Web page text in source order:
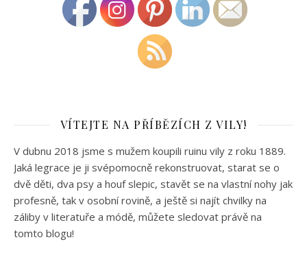
VÍTEJTE NA PŘÍBĚZÍCH Z VILY!
V dubnu 2018 jsme s mužem koupili ruinu vily z roku 1889.
Jaká legrace je ji svépomocně rekonstruovat, starat se o
dvě děti, dva psy a houf slepic, stavět se na vlastní nohy jak
profesně, tak v osobní rovině, a ještě si najít chvilky na
záliby v literatuře a módě, můžete sledovat právě na
tomto blogu!